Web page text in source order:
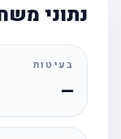
נתוני
בעיטות
—